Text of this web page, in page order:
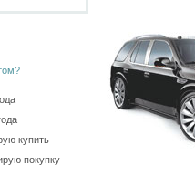
купить
покупку